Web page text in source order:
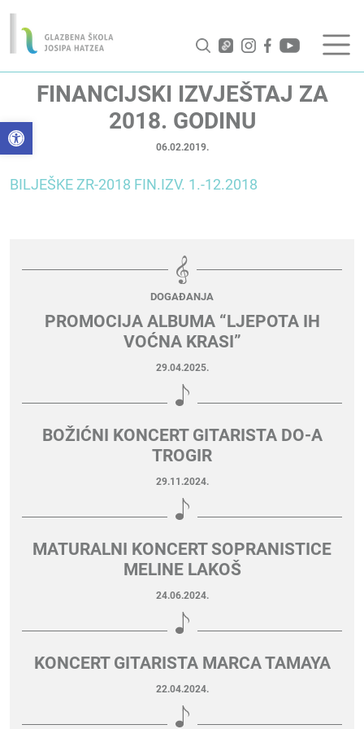
Open toolbar
FINANCIJSKI IZVJEŠTAJ ZA
2018. GODINU
06.02.2019.
BILJEŠKE ZR-2018 FIN.IZV. 1.-12.2018
DOGAĐANJA
PROMOCIJA ALBUMA “LJEPOTA IH
VOĆNA KRASI”
29.04.2025.
BOŽIĆNI KONCERT GITARISTA DO-A
TROGIR
29.11.2024.
MATURALNI KONCERT SOPRANISTICE
MELINE LAKOŠ
24.06.2024.
KONCERT GITARISTA MARCA TAMAYA
22.04.2024.